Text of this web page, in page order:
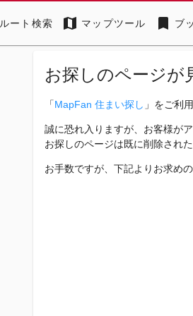
ルート検索 map マップツール bookmark ブ
お探しのページが
「MapFan 住まい探し 」をご利
誠に恐れ入りますが、お客様が
お探しのページは既に削除され
お手数ですが、下記よりお求め